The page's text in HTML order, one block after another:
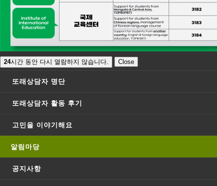
24시간 동안 다시 열람하지 않습니다. Close
24시간 동안 다시 열람하지 않습니다. Close
또래상담자
또래상담자 소개
모집요강
또래상담자 명단
또래상담자 활동 후기
고민을 이야기해요
알림마당
공지사항
상담신청해주세요!
이용안내
온라인신청 / 방문신청 가능
043-840-3075